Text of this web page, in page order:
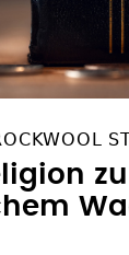
zu